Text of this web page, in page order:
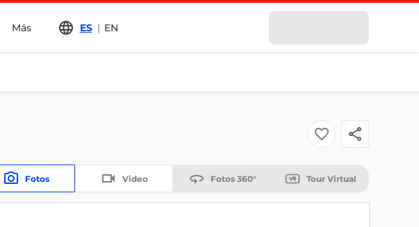
Más ES | EN
Fotos Video Fotos 360° Tour Virtual